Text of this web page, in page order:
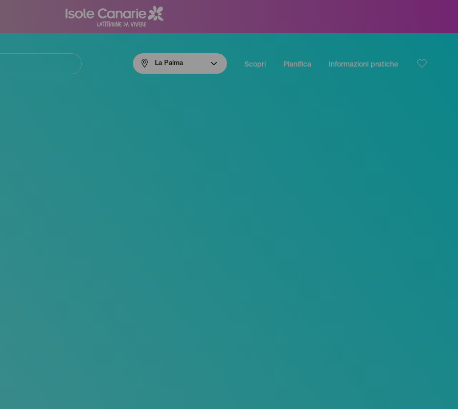
La Palma Scopri Pianifica Informazioni pratiche